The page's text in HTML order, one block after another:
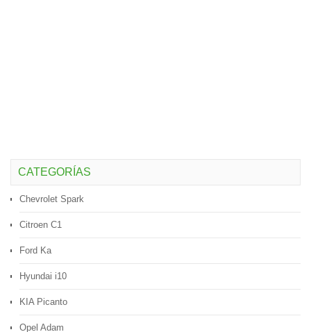
CATEGORÍAS
Chevrolet Spark
Citroen C1
Ford Ka
Hyundai i10
KIA Picanto
Opel Adam